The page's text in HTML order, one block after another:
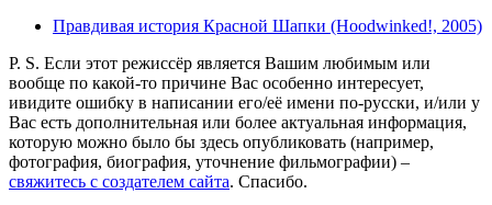
Правдивая история Красной Шапки (Hoodwinked!, 2005)
P. S. Если этот режиссёр является Вашим любимым или
вообще по какой-то причине Вас особенно интересует,
ивидите ошибку в написании его/её имени по-русски, и/или у
Вас есть дополнительная или более актуальная информация,
которую можно было бы здесь опубликовать (например,
фотография, биография, уточнение фильмографии) –
свяжитесь с создателем сайта. Спасибо.